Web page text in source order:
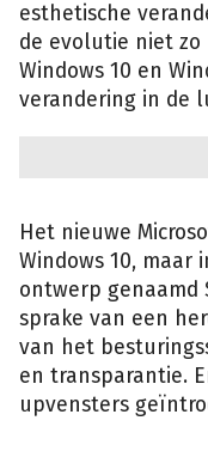
esthetische
de evolutie niet
Windows 10 en
verandering in de
Het nieuwe
Windows 10,
ontwerp genaamd
sprake van een
van het
en transparantie.
upvensters